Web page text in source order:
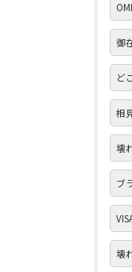
御
ど
相
壊
ブ
壊